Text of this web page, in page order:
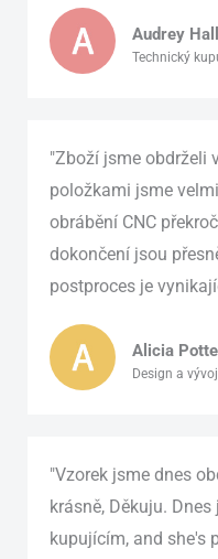
Audrey Hall
Technický
"Zboží jsme obdrželi
položkami jsme
obrábění CNC
dokončení jsou
postproces je
Alicia
Design a vývoj
"Vzorek jsme dnes
krásně, Děkuju.
kupujícím, and she's